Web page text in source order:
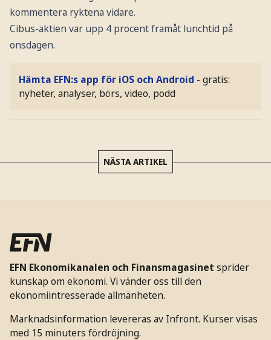
kommentera ryktena vidare.
Cibus-aktien var upp 4 procent framåt lunchtid på
onsdagen.
Hämta EFN:s app för iOS och Android - gratis:
nyheter, analyser, börs, video, podd
NÄSTA ARTIKEL
EFN Ekonomikanalen och Finansmagasinet sprider
kunskap om ekonomi. Vi vänder oss till den
ekonomiintresserade allmänheten.
Marknadsinformation levereras av Infront. Kurser visas
med 15 minuters fördröjning.